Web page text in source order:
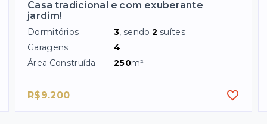
Casa tradicional e com exuberante
jardim!
Dormitórios 3, sendo2 suítes
Garagens
4
Área Construída
250m²
R$9.200